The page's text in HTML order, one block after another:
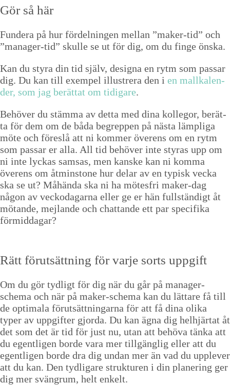
Gör så här
Fun­dera på hur fördel­nin­gen mel­lan ”mak­er-tid” och
”man­ag­er-tid” skulle se ut för dig, om du fin­ge önska.
Kan du styra din tid själv, des­igna en rytm som pas­sar
dig. Du kan till exem­pel illus­tr­era den i en mal­l­ka­len­
der, som jag berät­tat om tidi­gare.
Behöver du stäm­ma av det­ta med dina kol­le­gor, berät­
ta för dem om de båda begrep­pen på näs­ta lämpli­ga
möte och föres­lå att ni kom­mer överens om en rytm
som pas­sar er alla. All tid behöver inte styras upp om
ni inte lyckas sam­sas, men kanske kan ni kom­ma
överens om åtmin­stone hur delar av en typisk vec­ka
ska se ut? Måhän­da ska ni ha mötes­fri mak­er-dag
någon av veck­oda­gar­na eller ge er hän full­ständigt åt
mötande, mej­lande och chat­tande ett par speci­fi­ka
förmiddagar?
Rätt förut­sät­tning för var­je sorts uppgift
Om du gör tydligt för dig när du går på man­ag­er-
schema och när på mak­er-schema kan du lättare få till
de opti­mala förut­sät­tningar­na för att få dina oli­ka
typer av uppgifter gjor­da. Du kan ägna dig hel­hjär­tat åt
det som det är tid för just nu, utan att behö­va tän­ka att
du egentli­gen bor­de vara mer till­gäng­lig eller att du
egentli­gen bor­de dra dig undan mer än vad du upplever
att du kan. Den tydli­gare struk­turen i din planer­ing ger
dig mer svän­grum, helt enkelt.